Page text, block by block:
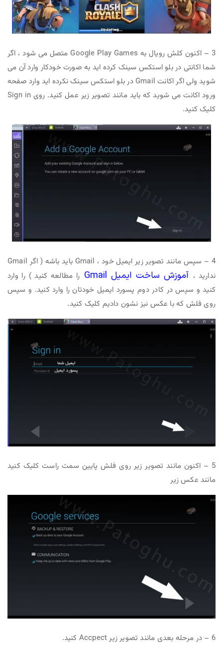
3 – اکنون کلش رویال به Google Play Games متصل می شود ، اگر
شما اکانتی در بلو استکس سینک کرده اید به صورت خودکار وارد آن می
شوید ولی اگر اکانت Gmail در بلو استکس سینک نکرده اید وارد صفحه
ورود اکانت می شوید که باید مانند تصویر زیر عمل کنید. روی Sign in
کلیک کنید.
4 – سپس مانند تصویر زیر ایمیل خود ، Gmail باید باشه ( اگر Gmail
ندارید ، آموزش ساخت ایمیل Gmail
را مطالعه کنید ) را وارد
کنید و سپس در کادر دوم پسورد ایمیل خودتان را وارد کنید. و سپس
روی فلش که با عکس نیز نشون دادیم کلیک کنید.
5 – اکنون مانند تصویر زیر روی فلش پایین سمت راست کلیک کنید
مانند عکس زیر
6 – در مرحله بعدی مانند تصویر زیر Accpect کنید.